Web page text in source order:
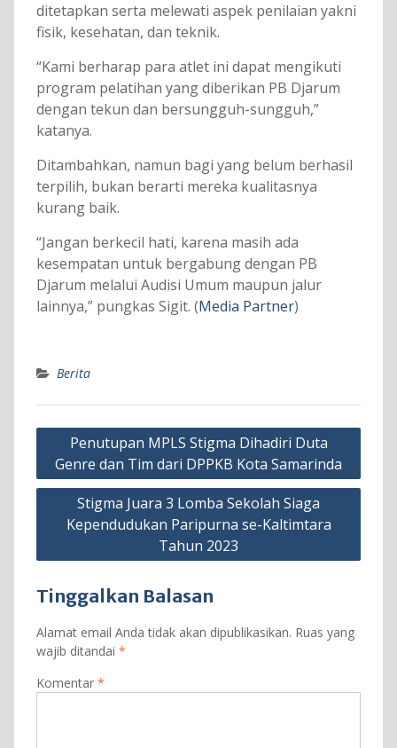
ditetapkan serta melewati aspek penilaian yakni
fisik, kesehatan, dan teknik.
“Kami berharap para atlet ini dapat mengikuti
program pelatihan yang diberikan PB Djarum
dengan tekun dan bersungguh-sungguh,”
katanya.
Ditambahkan, namun bagi yang belum berhasil
terpilih, bukan berarti mereka kualitasnya
kurang baik.
“Jangan berkecil hati, karena masih ada
kesempatan untuk bergabung dengan PB
Djarum melalui Audisi Umum maupun jalur
lainnya,” pungkas Sigit. (Media Partner)
Berita
Navigasi
pos
Penutupan MPLS Stigma Dihadiri Duta
Genre dan Tim dari DPPKB Kota Samarinda
Stigma Juara 3 Lomba Sekolah Siaga
Kependudukan Paripurna se-Kaltimtara
Tahun 2023
Tinggalkan Balasan
Alamat email Anda tidak akan dipublikasikan. Ruas yang
wajib ditandai *
Komentar *